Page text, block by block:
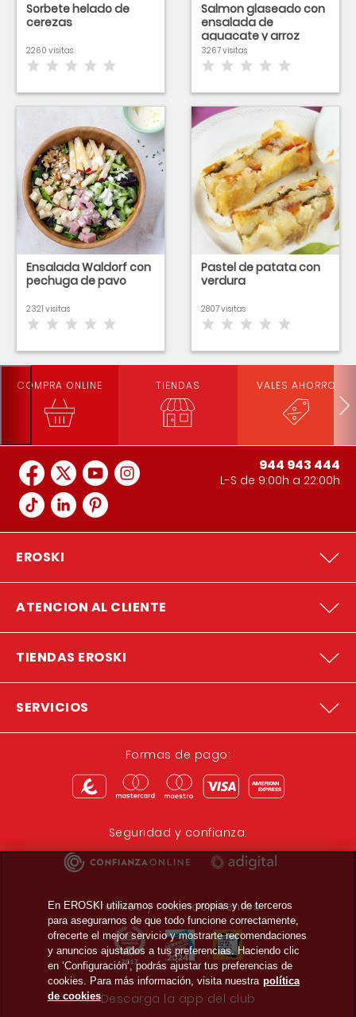
Sorbete helado de
cerezas
2260 visitas
Salmon glaseado con
ensalada de
aguacate y arroz
3267 visitas
Ensalada Waldorf con
pechuga de pavo
2321 visitas
Pastel de patata con
verdura
2807 visitas
COMPRA ONLINE TIENDAS VALES AHORRO
944 943 444
L-S de 9:00h a 22:00h
EROSKI
ATENCION AL CLIENTE
TIENDAS EROSKI
SERVICIOS
Formas de pago:
Seguridad y confianza:
Premios y reconocimientos:
Descarga la app del club
En EROSKI utilizamos cookies propias y de terceros
para asegurarnos de que todo funcione correctamente,
ofrecerte el mejor servicio y mostrarte recomendaciones
y anuncios ajustados a tus preferencias. Haciendo clic
en ‘Configuración’, podrás ajustar tus preferencias de
cookies. Para más información, visita nuestra política
de cookies